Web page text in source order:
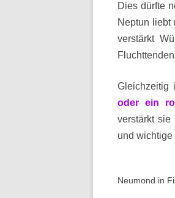
Dies dürfte
Neptun liebt
verstärkt
Gleichzeitig
oder ein
verstärkt sie
und
Neumond in